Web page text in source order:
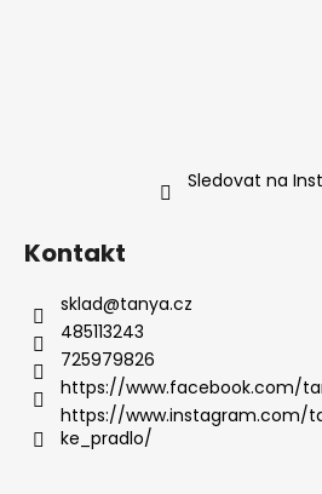
Sledovat na
Kontakt
sklad@tanya.cz
485113243
725979826
https://www.facebook.com/
https://www.instagram.com/
ke_pradlo/